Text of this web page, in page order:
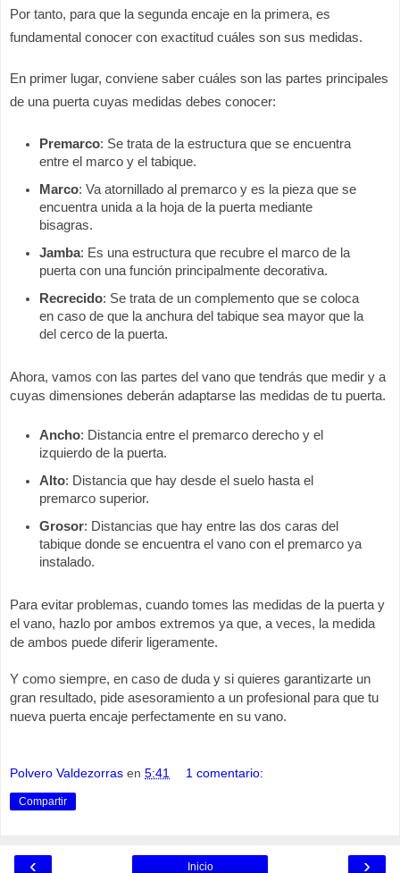
Por tanto, para que la segunda encaje en la primera, es
fundamental conocer con exactitud cuáles son sus medidas.
En primer lugar, conviene saber cuáles son las partes principales
de una puerta cuyas medidas debes conocer:
Premarco: Se trata de la estructura que se encuentra
entre el marco y el tabique.
Marco: Va atornillado al premarco y es la pieza que se
encuentra unida a la hoja de la puerta mediante
bisagras.
Jamba: Es una estructura que recubre el marco de la
puerta con una función principalmente decorativa.
Recrecido: Se trata de un complemento que se coloca
en caso de que la anchura del tabique sea mayor que la
del cerco de la puerta.
Ahora, vamos con las partes del vano que tendrás que medir y a
cuyas dimensiones deberán adaptarse las medidas de tu puerta.
Ancho: Distancia entre el premarco derecho y el
izquierdo de la puerta.
Alto: Distancia que hay desde el suelo hasta el
premarco superior.
Grosor: Distancias que hay entre las dos caras del
tabique donde se encuentra el vano con el premarco ya
instalado.
Para evitar problemas, cuando tomes las medidas de la puerta y
el vano, hazlo por ambos extremos ya que, a veces, la medida
de ambos puede diferir ligeramente.
Y como siempre, en caso de duda y si quieres garantizarte un
gran resultado, pide asesoramiento a un profesional para que tu
nueva puerta encaje perfectamente en su vano.
Polvero Valdezorras en 5:41 1 comentario:
Compartir
‹ ›
Inicio